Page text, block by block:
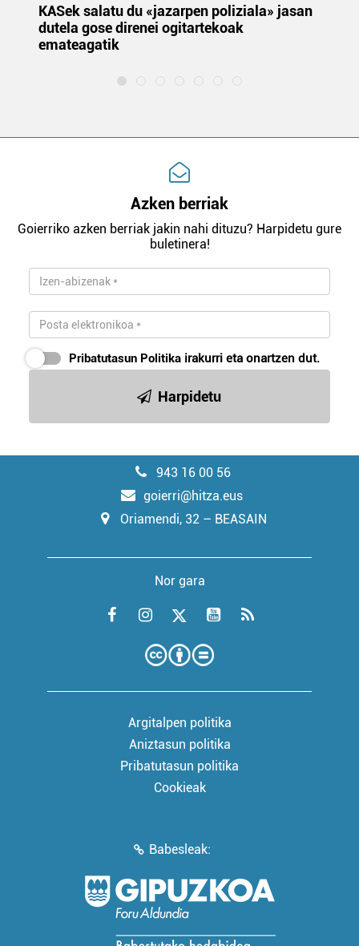
KASek salatu du «jazarpen poliziala» jasan
dutela gose direnei ogitartekoak
emateagatik
Azken berriak
Goierriko azken berriak jakin nahi dituzu? Harpidetu gure
buletinera!
Pribatutasun Politika irakurri eta onartzen dut.
Harpidetu
943 16 00 56
goierri@hitza.eus
Oriamendi, 32 – BEASAIN
Nor gara
Argitalpen politika
Aniztasun politika
Pribatutasun politika
Cookieak
Babesleak: